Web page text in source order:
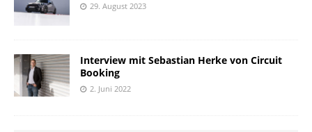
29. August 2023
Interview mit Sebastian Herke von Circuit
Booking
2. Juni 2022